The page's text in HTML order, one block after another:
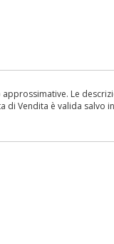
Le
Vendita è valida